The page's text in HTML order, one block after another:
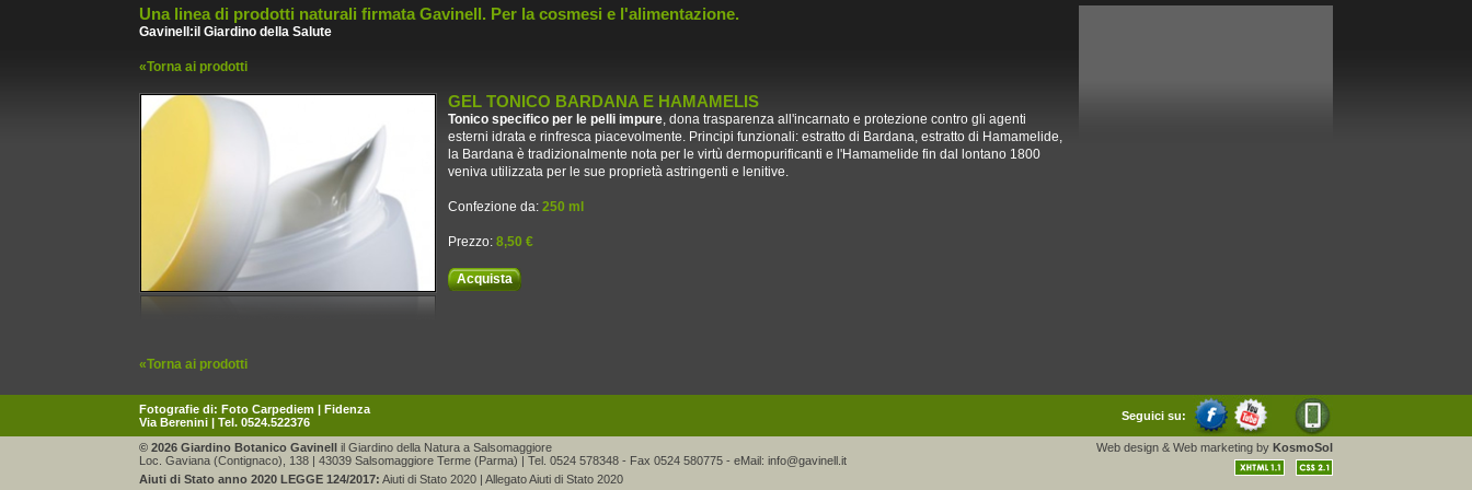
Una linea di prodotti naturali firmata Gavinell. Per la cosmesi e l'alimentazione.
Gavinell:il Giardino della Salute
«Torna ai prodotti
GEL TONICO BARDANA E HAMAMELIS
Tonico specifico per le pelli impure, dona trasparenza all'incarnato e protezione contro gli agenti
esterni idrata e rinfresca piacevolmente. Principi funzionali: estratto di Bardana, estratto di Hamamelide,
la Bardana è tradizionalmente nota per le virtù dermopurificanti e l'Hamamelide fin dal lontano 1800
veniva utilizzata per le sue proprietà astringenti e lenitive.
Confezione da: 250 ml
Prezzo: 8,50 €
Acquista
«Torna ai prodotti
Fotografie di: Foto Carpediem | Fidenza
Via Berenini | Tel. 0524.522376
Seguici su:
© 2026 Giardino Botanico Gavinell il Giardino della Natura a Salsomaggiore
Loc. Gaviana (Contignaco), 138 | 43039 Salsomaggiore Terme (Parma) | Tel. 0524 578348 - Fax 0524 580775 - eMail: info@gavinell.it
Aiuti di Stato anno 2020 LEGGE 124/2017: Aiuti di Stato 2020 | Allegato Aiuti di Stato 2020
Web design & Web marketing by KosmoSol